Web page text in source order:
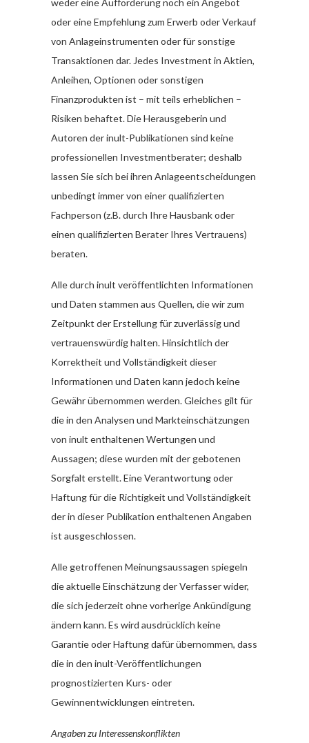
weder eine Aufforderung noch ein Angebot
oder eine Empfehlung zum Erwerb oder Verkauf
von Anlageinstrumenten oder für sonstige
Transaktionen dar. Jedes Investment in Aktien,
Anleihen, Optionen oder sonstigen
Finanzprodukten ist – mit teils erheblichen –
Risiken behaftet. Die Herausgeberin und
Autoren der inult-Publikationen sind keine
professionellen Investmentberater; deshalb
lassen Sie sich bei ihren Anlageentscheidungen
unbedingt immer von einer qualifizierten
Fachperson (z.B. durch Ihre Hausbank oder
einen qualifizierten Berater Ihres Vertrauens)
beraten.
Alle durch inult veröffentlichten Informationen
und Daten stammen aus Quellen, die wir zum
Zeitpunkt der Erstellung für zuverlässig und
vertrauenswürdig halten. Hinsichtlich der
Korrektheit und Vollständigkeit dieser
Informationen und Daten kann jedoch keine
Gewähr übernommen werden. Gleiches gilt für
die in den Analysen und Markteinschätzungen
von inult enthaltenen Wertungen und
Aussagen; diese wurden mit der gebotenen
Sorgfalt erstellt. Eine Verantwortung oder
Haftung für die Richtigkeit und Vollständigkeit
der in dieser Publikation enthaltenen Angaben
ist ausgeschlossen.
Alle getroffenen Meinungsaussagen spiegeln
die aktuelle Einschätzung der Verfasser wider,
die sich jederzeit ohne vorherige Ankündigung
ändern kann. Es wird ausdrücklich keine
Garantie oder Haftung dafür übernommen, dass
die in den inult-Veröffentlichungen
prognostizierten Kurs- oder
Gewinnentwicklungen eintreten.
Angaben zu Interessenskonflikten